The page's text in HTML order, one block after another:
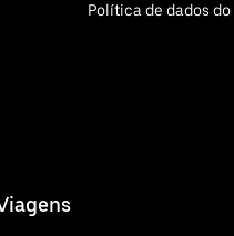
Política de dados do